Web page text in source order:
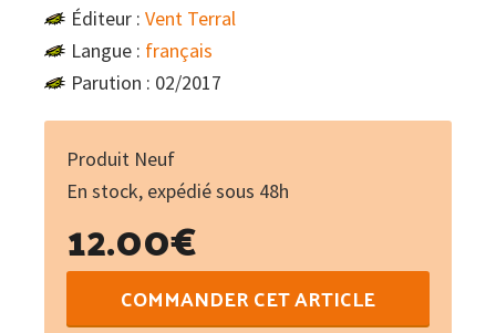
Éditeur : Vent Terral
Langue : français
Parution : 02/2017
Produit Neuf
En stock, expédié sous 48h
12.00€
de
COMMANDER CET ARTICLE